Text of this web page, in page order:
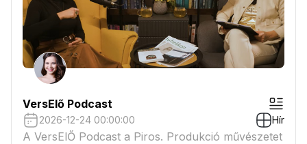
VersElő Podcast
2026-12-24 00:00:00 Hír
A VersElŐ Podcast a Piros. Produkció művészetet